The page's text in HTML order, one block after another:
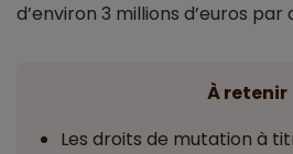
d’environ 3 millions d’euros par
À retenir
Les droits de mutation à